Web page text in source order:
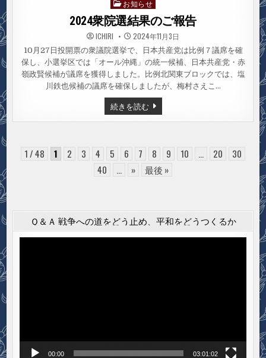
Posted
in
お知らせ
2024衆院選結果のご報告
ICHIRI 2024年11月3日
10月27日投開票の衆議院選挙で、日本共産党は比例７議席を確
保し、小選挙区では「オール沖縄」の統一候補、日本共産党・赤
嶺政賢候補が議席を獲得しました。比例北関東ブロックでは、塩
川鉄也候補の議席を確保しましたが、梅村さえこ…
続きを読む2024
衆
院
の
ご
報
告
1 / 48 1 2 3 4 5 6 7 8 9 10 ... 20
30
40
... » 最後 »
Ｑ＆Ａ 戦争への道をどう止め、平和をどうつくるか
00:00 03:01:02